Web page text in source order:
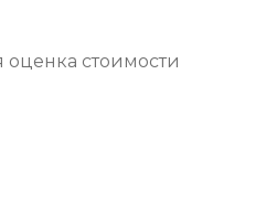
стоимости